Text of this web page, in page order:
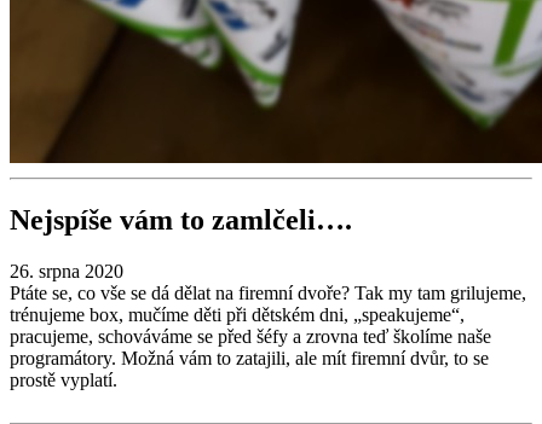
Nejspíše vám to zamlčeli….
26. srpna 2020
Ptáte se, co vše se dá dělat na firemní dvoře? Tak my tam grilujeme,
trénujeme box, mučíme děti při dětském dni, „speakujeme“,
pracujeme, schováváme se před šéfy a zrovna teď školíme naše
programátory. Možná vám to zatajili, ale mít firemní dvůr, to se
prostě vyplatí.